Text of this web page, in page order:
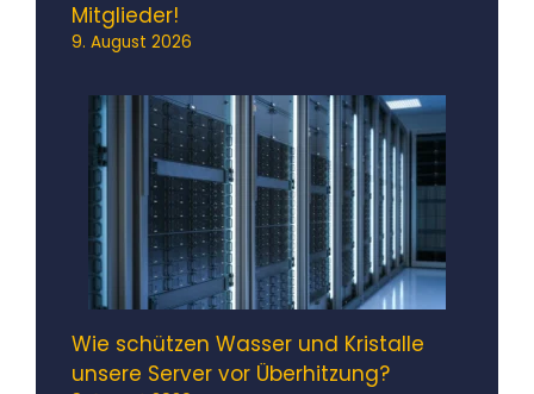
Mitglieder!
9. August 2026
Wie schützen Wasser und Kristalle
unsere Server vor Überhitzung?